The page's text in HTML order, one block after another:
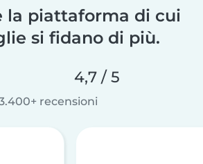
la piattaforma di cui
si fidano di più.
4,7 / 5
recensioni